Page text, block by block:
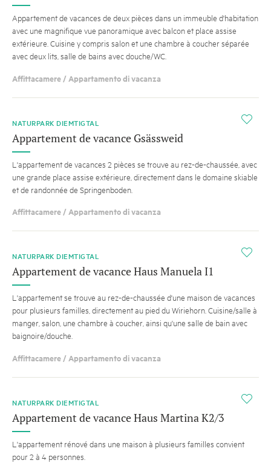
Appartement de vacances de deux pièces dans un immeuble d'habitation
avec une magnifique vue panoramique avec balcon et place assise
extérieure. Cuisine y compris salon et une chambre à coucher séparée
avec deux lits, salle de bains avec douche/WC.
Affittacamere / Appartamento di vacanza
i
NATURPARK DIEMTIGTAL
Appartement de vacance Gsässweid
L'appartement de vacances 2 pièces se trouve au rez-de-chaussée, avec
une grande place assise extérieure, directement dans le domaine skiable
et de randonnée de Springenboden.
Affittacamere / Appartamento di vacanza
i
NATURPARK DIEMTIGTAL
Appartement de vacance Haus Manuela I1
L'appartement se trouve au rez-de-chaussée d'une maison de vacances
pour plusieurs familles, directement au pied du Wiriehorn. Cuisine/salle à
manger, salon, une chambre à coucher, ainsi qu'une salle de bain avec
baignoire/douche.
Affittacamere / Appartamento di vacanza
i
NATURPARK DIEMTIGTAL
Appartement de vacance Haus Martina K2/3
L'appartement rénové dans une maison à plusieurs familles convient
pour 2 à 4 personnes.